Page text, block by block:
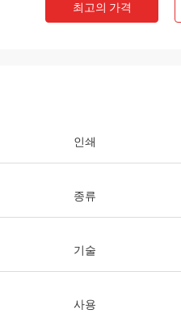
최고의 가격
인쇄
종류
기술
사용